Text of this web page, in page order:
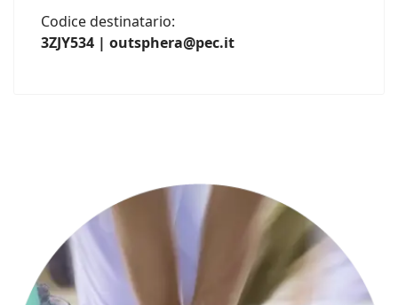
Codice destinatario:
3ZJY534 | outsphera@pec.it